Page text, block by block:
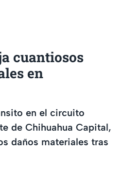
cuantiosos
en
en el circuito
de Chihuahua Capital,
daños materiales tras